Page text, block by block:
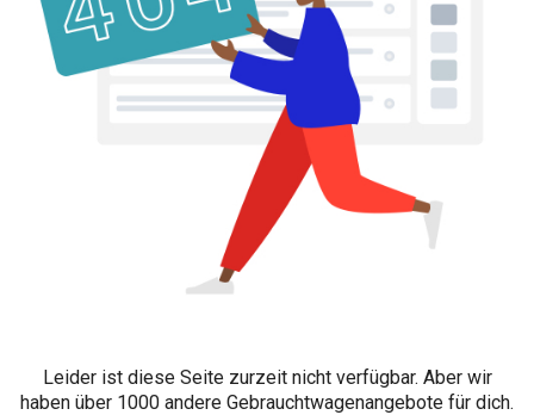
Leider ist diese Seite zurzeit nicht verfügbar. Aber wir
haben über 1000 andere Gebrauchtwagenangebote für dich.